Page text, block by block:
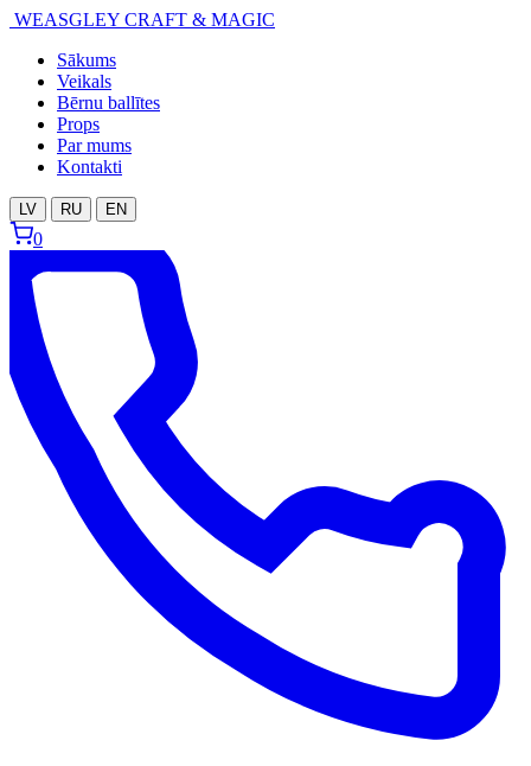
WEASGLEY CRAFT & MAGIC
Sākums
Veikals
Bērnu ballītes
Props
Par mums
Kontakti
LV RU EN
0